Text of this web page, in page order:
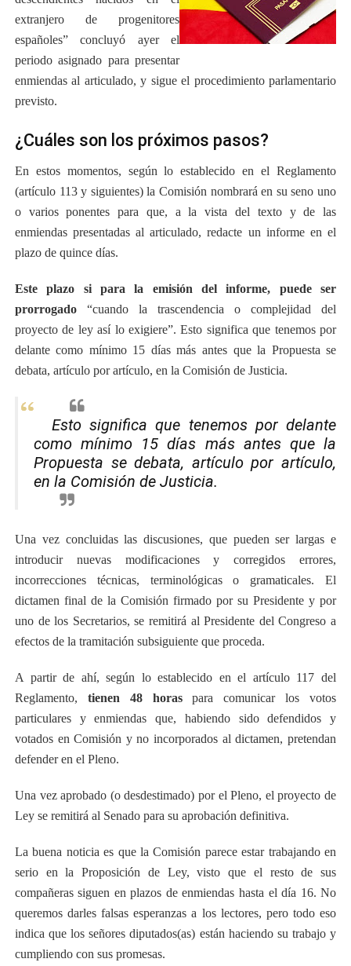
extranjero de progenitores
españoles” concluyó ayer el
periodo asignado para presentar
enmiendas al articulado, y sigue el procedimiento parlamentario
previsto.
¿Cuáles son los próximos pasos?
En estos momentos, según lo establecido en el Reglamento
(artículo 113 y siguientes) la Comisión nombrará en su seno uno
o varios ponentes para que, a la vista del texto y de las
enmiendas presentadas al articulado, redacte un informe en el
plazo de quince días.
Este plazo si para la emisión del informe, puede ser
prorrogado“cuando la trascendencia o complejidad del
proyecto de ley así lo exigiere”. Esto significa que tenemos por
delante como mínimo 15 días más antes que la Propuesta se
debata, artículo por artículo, en la Comisión de Justicia.
Esto significa que tenemos por delante
como mínimo 15 días más antes que la
Propuesta se debata, artículo por artículo,
en la Comisión de Justicia.
Una vez concluidas las discusiones, que pueden ser largas e
introducir nuevas modificaciones y corregidos errores,
incorrecciones técnicas, terminológicas o gramaticales. El
dictamen final de la Comisión firmado por su Presidente y por
uno de los Secretarios, se remitirá al Presidente del Congreso a
efectos de la tramitación subsiguiente que proceda.
A partir de ahí, según lo establecido en el artículo 117 del
Reglamento, tienen 48 horaspara comunicar los votos
particulares y enmiendas que, habiendo sido defendidos y
votados en Comisión y no incorporados al dictamen, pretendan
defender en el Pleno.
Una vez aprobado (o desdestimado) por el Pleno, el proyecto de
Ley se remitirá al Senado para su aprobación definitiva.
La buena noticia es que la Comisión parece estar trabajando en
serio en la Proposición de Ley, visto que el resto de sus
compañeras siguen en plazos de enmiendas hasta el día 16. No
queremos darles falsas esperanzas a los lectores, pero todo eso
indica que los señores diputados(as) están haciendo su trabajo y
cumpliendo con sus promesas.